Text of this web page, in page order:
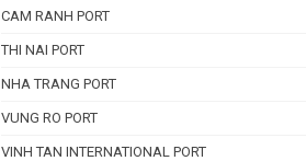
CAM RANH PORT
THI NAI PORT
NHA TRANG PORT
VUNG RO PORT
VINH TAN INTERNATIONAL PORT